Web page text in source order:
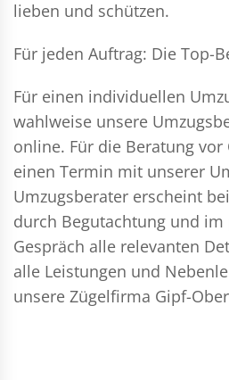
lieben und schützen.
Für jeden Auftrag: Die Top-
Für einen individuellen
wahlweise unsere
online. Für die Beratung
einen Termin mit unserer
Umzugsberater erscheint
durch Begutachtung und
Gespräch alle relevanten
alle Leistungen und
unsere Zügelfirma Gipf-